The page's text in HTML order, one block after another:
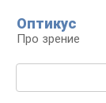
контенту
Оптикус
Про зрение